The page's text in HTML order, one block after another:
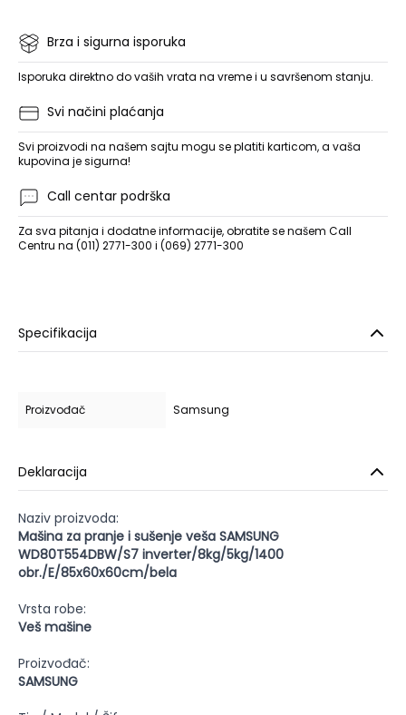
Brza i sigurna isporuka
Isporuka direktno do vaših vrata na vreme i u savršenom stanju.
Svi načini plaćanja
Svi proizvodi na našem sajtu mogu se platiti karticom, a vaša
kupovina je sigurna!
Call centar podrška
Za sva pitanja i dodatne informacije, obratite se našem Call
Centru na (011) 2771-300 i (069) 2771-300
Specifikacija
Proizvođač Samsung
Deklaracija
Naziv proizvoda:
Mašina za pranje i sušenje veša SAMSUNG
WD80T554DBW/S7 inverter/8kg/5kg/1400
obr./E/85x60x60cm/bela
Vrsta robe:
Veš mašine
Proizvođač:
SAMSUNG